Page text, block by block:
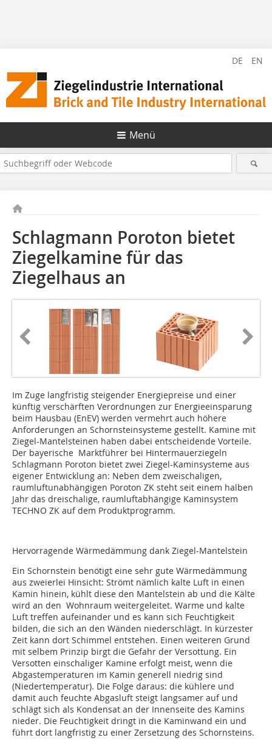
DE EN
Menü
Schlagmann Poroton bietet
Ziegelkamine für das
Ziegelhaus an
Im Zuge langfristig steigender Energiepreise und einer
künftig verschärften Verordnungen zur Energieeinsparung
beim Hausbau (EnEV) werden vermehrt auch höhere
Anforderungen an Schornsteinsysteme gestellt. Kamine mit
Ziegel-Mantelsteinen haben dabei entscheidende Vorteile.
Der bayerische Marktführer bei Hintermauerziegeln
Schlagmann Poroton bietet zwei Ziegel-Kaminsysteme aus
eigener Entwicklung an: Neben dem zweischaligen,
raumluftunabhängigen Poroton ZK steht seit einem halben
Jahr das dreischalige, raumluftabhängige Kaminsystem
TECHNO ZK auf dem Produktprogramm.
Hervorragende Wärmedämmung dank Ziegel-Mantelstein
Ein Schornstein benötigt eine sehr gute Wärmedämmung
aus zweierlei Hinsicht: Strömt nämlich kalte Luft in einen
Kamin hinein, kühlt diese den Mantelstein ab und die Kälte
wird an den Wohnraum weitergeleitet. Warme und kalte
Luft treffen aufeinander und es kann sich Feuchtigkeit
bilden, die sich an den Wänden niederschlägt. In kürzester
Zeit kann dort Schimmel entstehen. Einen weiteren Grund
mit selbem Prinzip birgt die Gefahr der Versottung. Ein
Versotten einschaliger Kamine erfolgt meist, wenn die
Abgastemperaturen im Kamin generell niedrig sind
(Niedertemperatur). Die Folge daraus: die kühlere und
damit auch feuchte Abgasluft steigt langsamer auf und
schlägt sich als Kondensat an der Innenseite des Kamins
nieder. Die Feuchtigkeit dringt in die Kaminwand ein und
führt dort langfristig zu einer Zersetzung des Schornsteins.